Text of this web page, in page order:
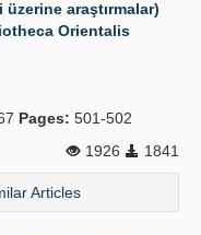
araştırmalar)
Orientalis
Pages: 501-502
1926
1841
Articles